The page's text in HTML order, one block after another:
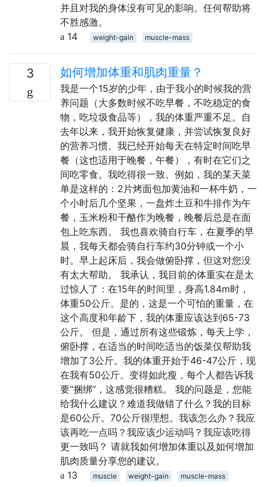
并且对我的身体没有可见的影响。任何帮助将
不胜感激。
14
weight-gain muscle-mass
3 如何增加体重和肌肉重量？
我是一个15岁的少年，由于我小的时候我的营
养问题（大多数时候不吃早餐，不吃稳定的食
物，吃垃圾食品等），我的体重严重不足。自
去年以来，我开始恢复健康，并尝试恢复良好
的营养习惯。我已经开始每天在特定时间吃早
餐（这也适用于晚餐，午餐），有时在它们之
间吃零食。我吃得很一致。例如，我的某天菜
单是这样的：2片烤面包加黄油和一杯牛奶，一
个小时后几个坚果，一盘炸土豆和牛排作为午
餐，玉米粉和干酪作为晚餐，晚餐后总是在面
包上吃东西。 我也喜欢骑自行车，在夏季的早
晨，我每天都会骑自行车约30分钟或一个小
时。早上起床后，我会做俯卧撑，但这对您没
有太大帮助。 我承认，我目前的体重实在是太
过惊人了：在15年的时间里，身高1.84m时，
体重50公斤。是的，这是一个可怕的重量，在
这个高度和年龄下，我的体重应该达到65-73
公斤。 但是，通过所有这些锻炼，每天上学，
俯卧撑，在适当的时间吃适当的饭菜仅帮助我
增加了3公斤。我的体重开始于46-47公斤，现
在我有50公斤。变得如此瘦，每个人都告诉我
要“捆绑”，这感觉很糟糕。 我的问题是，您能
给我什么建议？难道我做错了什么？我的目标
是60公斤。70公斤很理想。我该怎么办？我应
该再吃一点吗？我应该少运动吗？我应该吃得
更一致吗？ 请就我如何增加体重以及如何增加
肌肉质量分享您的建议。
13
muscle weight-gain muscle-mass